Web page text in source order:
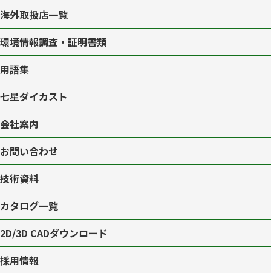
海外取扱店一覧
環境情報調査・証明書類
用語集
七星ダイカスト
会社案内
お問い合わせ
技術資料
カタログ一覧
2D/3D CADダウンロード
採用情報